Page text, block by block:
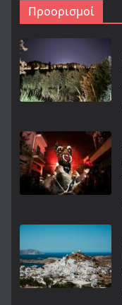
Προορισμοί